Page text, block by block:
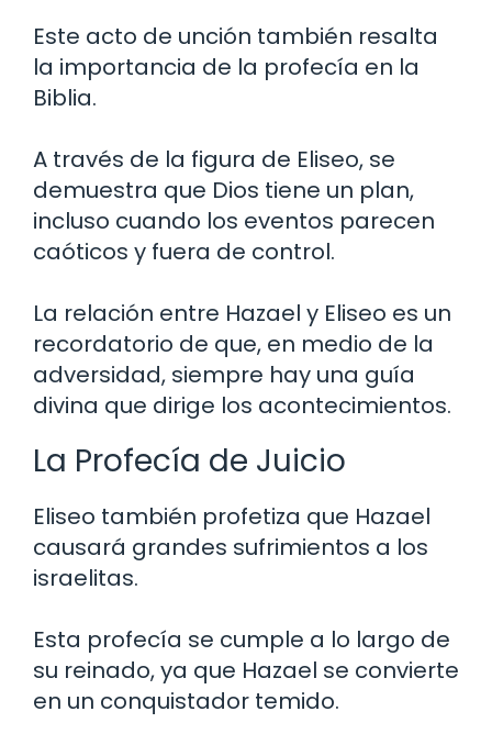
Este acto de unción también resalta
la importancia de la profecía en la
Biblia.
A través de la figura de Eliseo, se
demuestra que Dios tiene un plan,
incluso cuando los eventos parecen
caóticos y fuera de control.
La relación entre Hazael y Eliseo es un
recordatorio de que, en medio de la
adversidad, siempre hay una guía
divina que dirige los acontecimientos.
La Profecía de Juicio
Eliseo también profetiza que Hazael
causará grandes sufrimientos a los
israelitas.
Esta profecía se cumple a lo largo de
su reinado, ya que Hazael se convierte
en un conquistador temido.